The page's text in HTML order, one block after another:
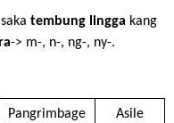
tembung lingga kang
-> m-, n-, ng-, ny-.
Pangrimbage Asile